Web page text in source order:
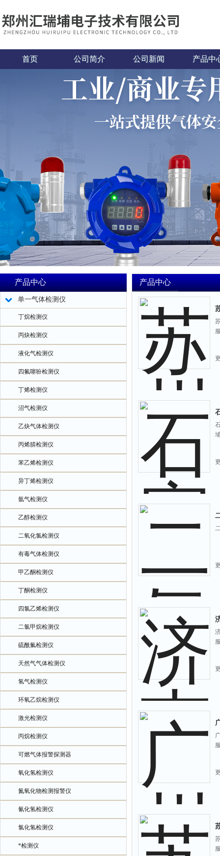
首页 公司简介 公司新闻 产品中
产品中心
单一气体检测仪
丁烷检测仪
丙炔检测仪
液化气检测仪
四氟噻吩检测仪
丁烯检测仪
沼气检测仪
乙炔气体检测仪
丙烯腈检测仪
苯乙烯检测仪
异丁烯检测仪
氩气检测仪
乙醇检测仪
二氧化氯检测仪
有毒气体检测仪
甲乙酮检测仪
丁酮检测仪
四氯乙烯检测仪
二氯甲烷检测仪
硫酰氟检测仪
天然气气体检测仪
氢气检测仪
环氧乙烷检测仪
激光检测仪
丙烷检测仪
可燃气体报警探测器
氧化氢检测仪
氮氧化物检测报警仪
氰化氢检测仪
氯化氢检测仪
*检测仪
产品中心